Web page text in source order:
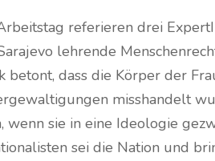
referieren drei
lehrende
betont, dass die Körper der
misshandelt
wenn sie in eine Ideologie
sei die Nation und